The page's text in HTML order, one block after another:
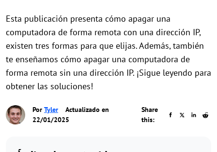
Esta publicación presenta cómo apagar una
computadora de forma remota con una dirección IP,
existen tres formas para que elijas. Además, también
te enseñamos cómo apagar una computadora de
forma remota sin una dirección IP. ¡Sigue leyendo para
obtener las soluciones!
Por Tyler
Actualizado en
22/01/2025
Share
this: